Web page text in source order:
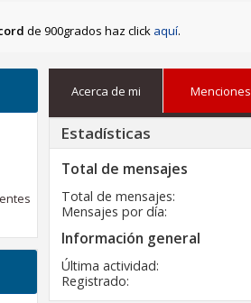
de 900grados haz click aquí.
Acerca de mi Menciones
Estadísticas
Total de mensajes
Total de mensajes
Mensajes por día
Información general
Última actividad
Registrado